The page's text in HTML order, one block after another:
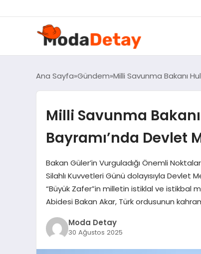
Ana Sayfa Gündem Milli Savunma Bakanı
Milli Savunma
Bayramı’nda Devlet
Bakan Güler’in Vurguladığı Önemli
Silahlı Kuvvetleri Günü dolayısıyla Devlet
“Büyük Zafer”in milletin istiklal ve istikbal
Abidesi Bakan Akar, Türk ordusunun
Moda Detay
30 Ağustos 2025